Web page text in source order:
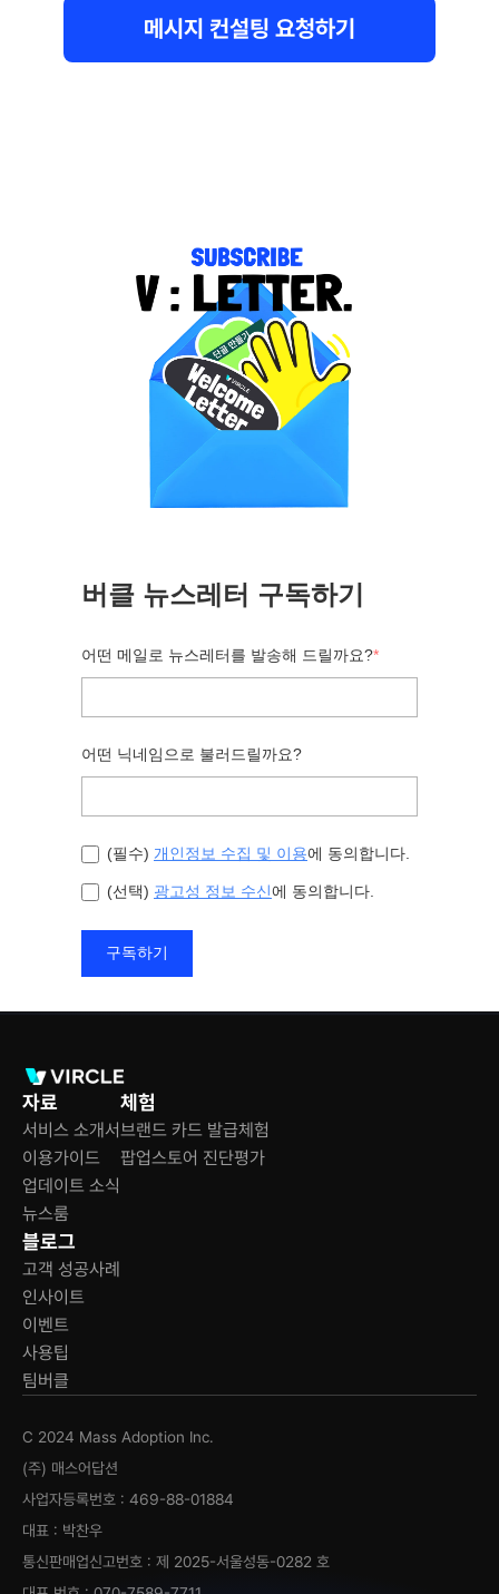
메시지 컨설팅 요청하기
자료
서비스 소개서
이용가이드
업데이트 소식
뉴스룸
체험
브랜드 카드 발급체험
팝업스토어 진단평가
블로그
고객 성공사례
인사이트
이벤트
사용팁
팀버클
C 2024 Mass Adoption Inc.
(주) 매스어답션
사업자등록번호 : 469-88-01884
대표 : 박찬우
통신판매업신고번호 : 제 2025-서울성동-0282 호